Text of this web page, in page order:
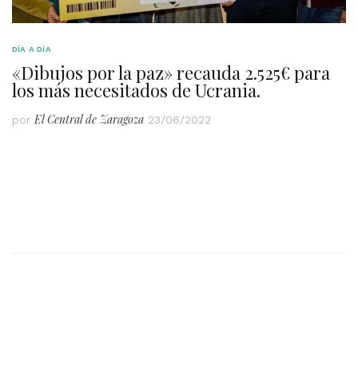
DÍA A DÍA
«Dibujos por la paz» recauda 2.525€ para
los más necesitados de Ucrania.
por El Central de Zaragoza 23/06/2022